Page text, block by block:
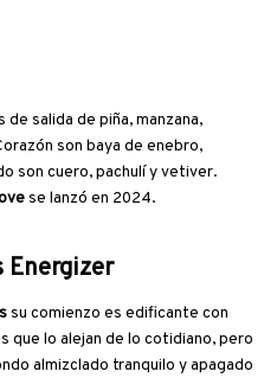
de salida de piña, manzana,
son baya de enebro,
son cuero, pachulí y vetiver.
se lanzó en 2024.
Energizer
su comienzo es edificante con
que lo alejan de lo cotidiano, pero
almizclado tranquilo y apagado